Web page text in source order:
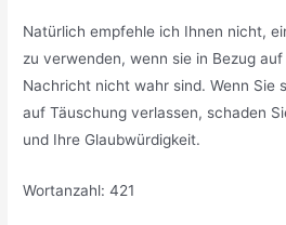
Natürlich empfehle ich Ihnen nicht,
zu verwenden, wenn sie in Bezug
Nachricht nicht wahr sind. Wenn Sie
auf Täuschung verlassen, schaden
und Ihre Glaubwürdigkeit.
Wortanzahl: 421